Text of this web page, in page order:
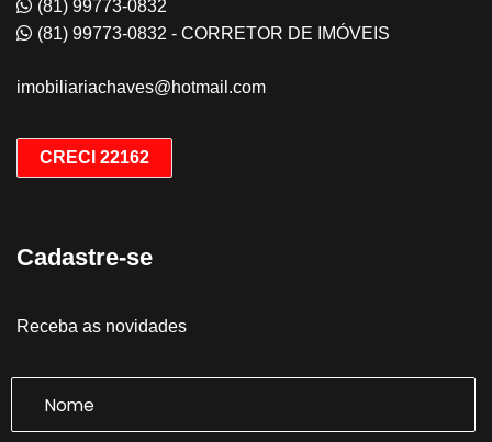
(81) 99773-0832
(81) 99773-0832 - CORRETOR DE IMÓVEIS
imobiliariachaves@hotmail.com
CRECI 22162
Cadastre-se
Receba as novidades